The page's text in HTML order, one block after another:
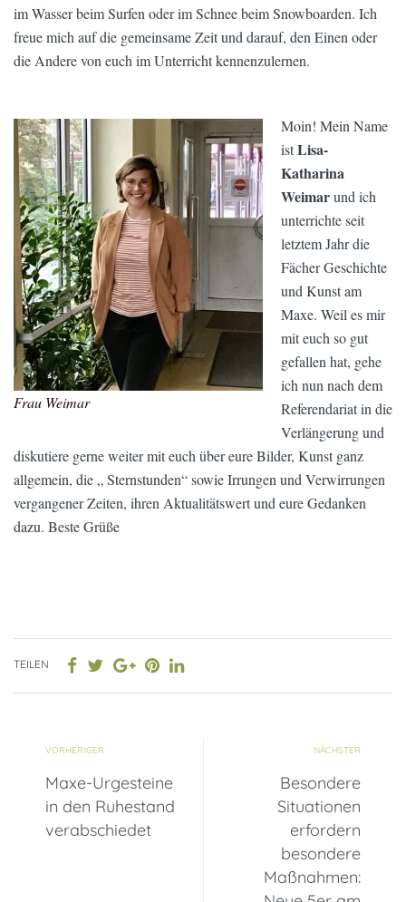
im Wasser beim Surfen oder im Schnee beim Snowboarden. Ich
freue mich auf die gemeinsame Zeit und darauf, den Einen oder
die Andere von euch im Unterricht kennenzulernen.
Frau Weimar
Moin! Mein Name
istLisa-
Katharina
Weimarund ich
unterrichte seit
letztem Jahr die
Fächer Geschichte
und Kunst am
Maxe. Weil es mir
mit euch so gut
gefallen hat, gehe
ich nun nach dem
Referendariat in die
Verlängerung und
diskutiere gerne weiter mit euch über eure Bilder, Kunst ganz
allgemein, die „ Sternstunden“ sowie Irrungen und Verwirrungen
vergangener Zeiten, ihren Aktualitätswert und eure Gedanken
dazu. Beste Grüße
TEILEN
VORHERIGER
Maxe-Urgesteine
in den Ruhestand
verabschiedet
NÄCHSTER
Besondere
Situationen
erfordern
besondere
Maßnahmen: